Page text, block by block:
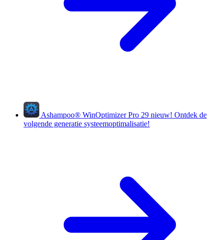
Ashampoo® WinOptimizer Pro 29 nieuw! Ontdek de
volgende generatie systeemoptimalisatie!